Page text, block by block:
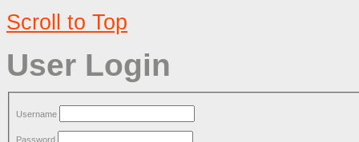
Scroll to Top
User Login
Username
Password